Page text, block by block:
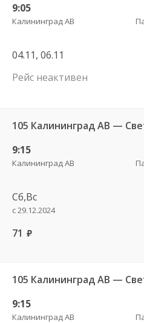
9:05
Калининград АВ
04.11, 06.11
Рейс неактивен
105 Калининград АВ —
9:15
Калининград АВ
Сб,Вс
с 29.12.2024
71 руб.
105 Калининград АВ —
9:15
Калининград АВ